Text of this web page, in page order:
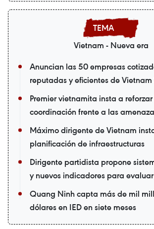
Vietnam - Nueva era
Anuncian las 50 empresas
reputadas y eficientes de
Premier vietnamita insta a
coordinación frente a las
Máximo dirigente de Vietnam
planificación de infraestructuras
Dirigente partidista propone
y nuevos indicadores para
Quang Ninh capta más de mil
dólares en IED en siete meses